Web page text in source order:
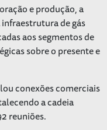
e produção, a
de gás
aos segmentos de
sobre o presente e
conexões comerciais
a cadeia
reuniões.